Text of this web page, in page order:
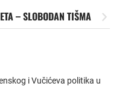
– SLOBODAN TIŠMA
i Vučićeva politika u